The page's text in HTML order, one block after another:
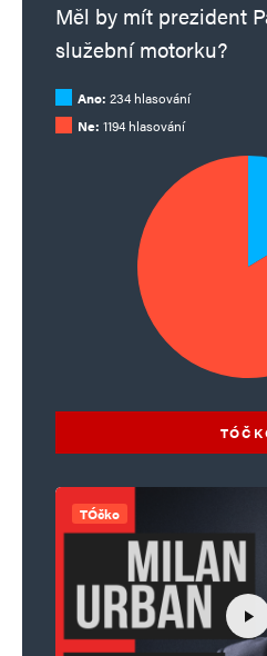
Měl by mít prezident
služební motorku?
Ano: 234 hlasování
Ne: 1194 hlasování
TÓčko